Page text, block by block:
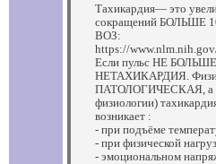
Тахикардия— это
сокращений БОЛЬШЕ
ВОЗ:
https://
Если пульс НЕ БОЛЬШЕ
НЕТАХИКАРДИЯ.
ПАТОЛОГИЧЕСКАЯ, а
физиологии)
возникает :
- при подъёме
- при физической
- эмоциональном